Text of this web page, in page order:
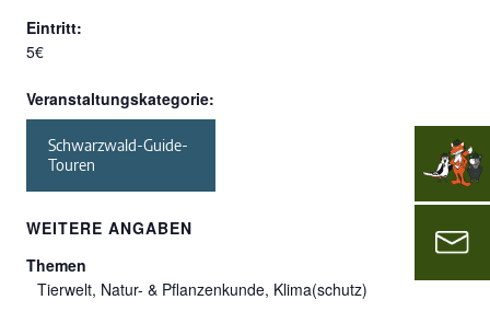
Eintritt:
5€
Veranstaltungskategorie:
Schwarzwald-Guide-
Touren
WEITERE ANGABEN
Themen
Tierwelt, Natur- & Pflanzenkunde, Klima(schutz)